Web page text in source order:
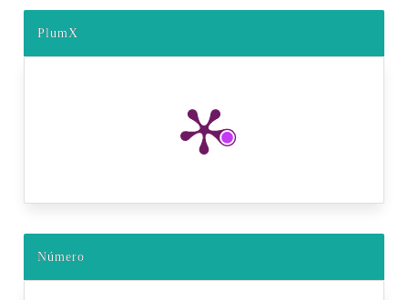
PlumX
Número